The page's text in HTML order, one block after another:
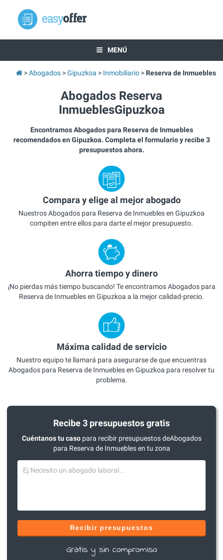
MENÚ
Abogados Gipuzkoa Inmobiliario Reserva de Inmuebles
Abogados Reserva
InmueblesGipuzkoa
Encontramos Abogados para Reserva de Inmuebles
recomendados en Gipuzkoa. Completa el formulario y recibe 3
presupuestos ahora.
Compara y elige al mejor abogado
Nuestros Abogados para Reserva de Inmuebles en Gipuzkoa
compiten entre ellos para darte el mejor presupuesto.
Ahorra tiempo y dinero
¡No pierdas más tiempo buscando! Te encontramos Abogados para
Reserva de Inmuebles en Gipuzkoa a la mejor calidad-precio.
Máxima calidad de servicio
Nuestro equipo te llamará para asegurarse de que encuentras
Abogados para Reserva de Inmuebles en Gipuzkoa para resolver tu
problema.
Recibe 3 presupuestos gratis
Cuéntanos tu casopara recibir presupuestos deAbogados
para Reserva de Inmuebles en tu zona
Recibir presupuestos
Gratis y sin compromiso